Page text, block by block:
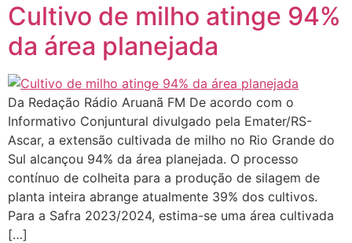
Cultivo de milho atinge 94%
da área planejada
Da Redação Rádio Aruanã FM De acordo com o
Informativo Conjuntural divulgado pela Emater/RS-
Ascar, a extensão cultivada de milho no Rio Grande do
Sul alcançou 94% da área planejada. O processo
contínuo de colheita para a produção de silagem de
planta inteira abrange atualmente 39% dos cultivos.
Para a Safra 2023/2024, estima-se uma área cultivada
[…]